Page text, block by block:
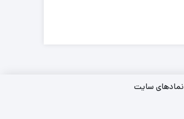
نمادهای سایت